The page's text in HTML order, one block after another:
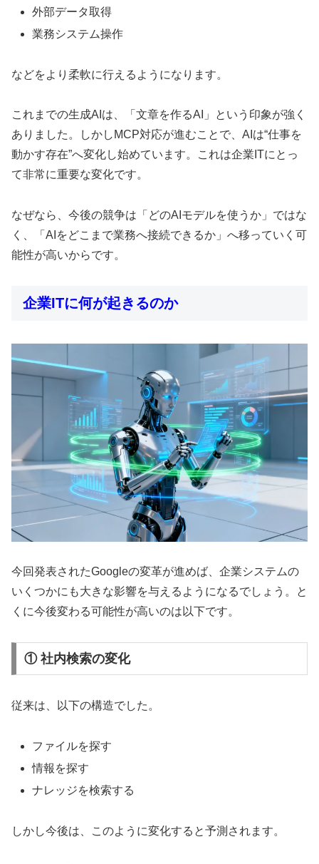
外部データ取得
業務システム操作
などをより柔軟に行えるようになります。
これまでの生成AIは、「文章を作るAI」という印象が強く
ありました。しかしMCP対応が進むことで、AIは“仕事を
動かす存在”へ変化し始めています。これは企業ITにとっ
て非常に重要な変化です。
なぜなら、今後の競争は「どのAIモデルを使うか」ではな
く、「AIをどこまで業務へ接続できるか」へ移っていく可
能性が高いからです。
企業ITに何が起きるのか
今回発表されたGoogleの変革が進めば、企業システムの
いくつかにも大きな影響を与えるようになるでしょう。と
くに今後変わる可能性が高いのは以下です。
① 社内検索の変化
従来は、以下の構造でした。
ファイルを探す
情報を探す
ナレッジを検索する
しかし今後は、このように変化すると予測されます。